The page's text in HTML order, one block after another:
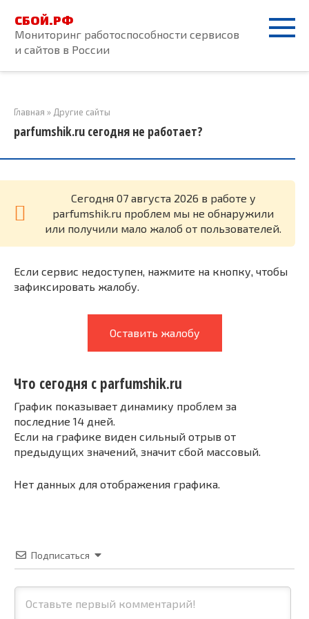
контенту
СБОЙ.РФ
Мониторинг работоспособности сервисов
и сайтов в России
Главная » Другие сайты
parfumshik.ru сегодня не работает?
Cегодня 07 августа 2026 в работе у
parfumshik.ru проблем мы не обнаружили
или получили мало жалоб от пользователей.
Если сервис недоступен, нажмите на кнопку, чтобы
зафиксировать жалобу.
Оставить жалобу
Что сегодня с parfumshik.ru
График показывает динамику проблем за
последние 14 дней.
Если на графике виден сильный отрыв от
предыдущих значений, значит сбой массовый.
Нет данных для отображения графика.
Подписаться